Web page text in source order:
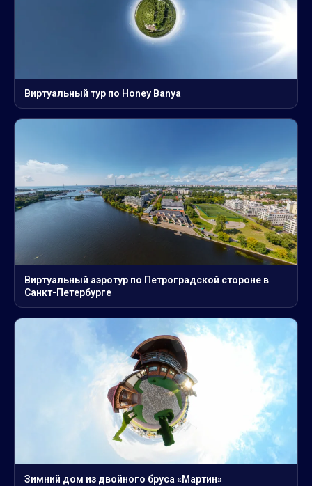
Виртуальный тур по Honey Banya
Виртуальный аэротур по Петроградской стороне в
Санкт-Петербурге
Зимний дом из двойного бруса «Мартин»